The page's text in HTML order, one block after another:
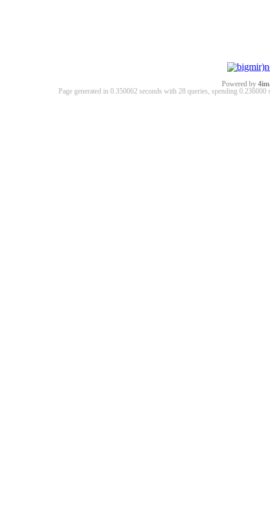
Powered by
Page generated in 0.350062 seconds with 28 queries, spending